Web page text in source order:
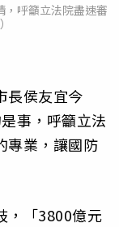
，呼籲立法院盡速審
長侯友宜今
事，呼籲立法
專業，讓國防
，「3800億元